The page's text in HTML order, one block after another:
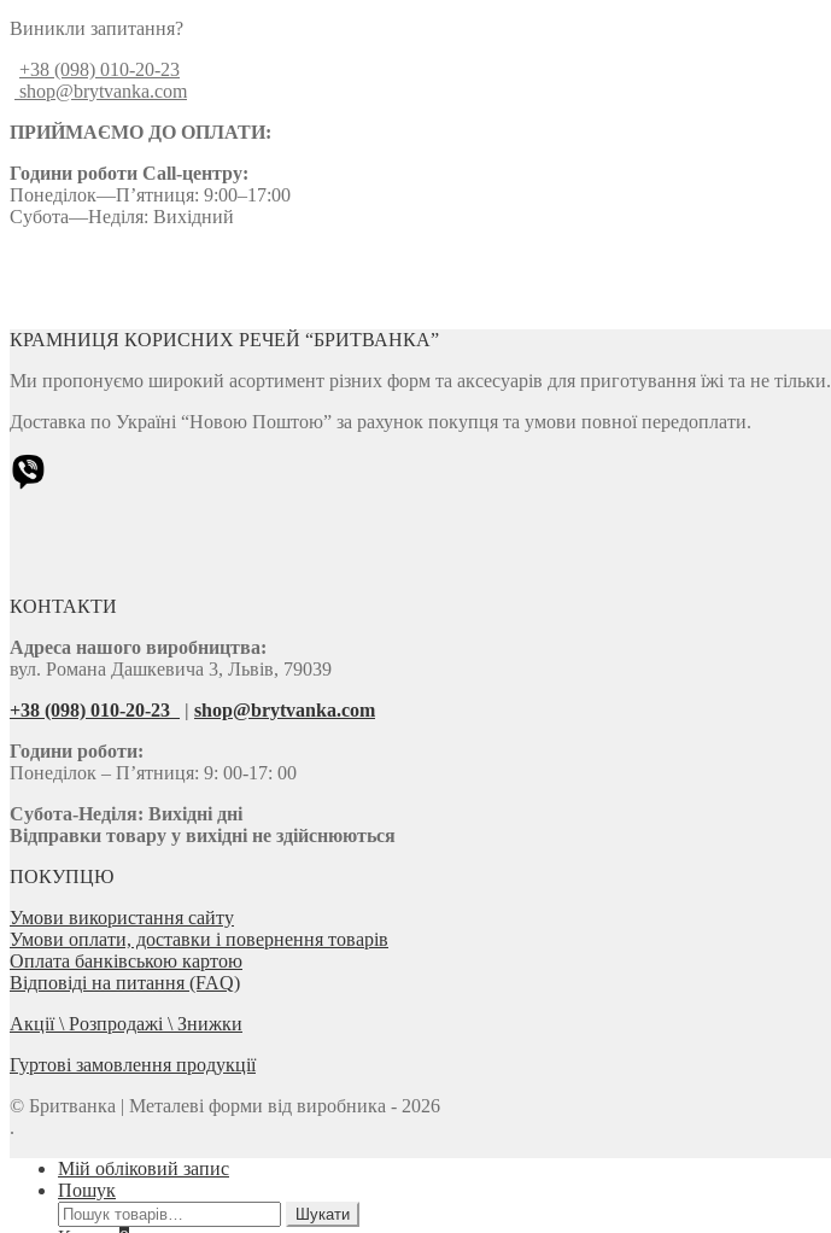
Виникли запитання?
+38 (098) 010-20-23
shop@brytvanka.com
ПРИЙМАЄМО ДО ОПЛАТИ:
Години роботи Call-центру:
Понеділок—П’ятниця: 9:00–17:00
Субота—Неділя: Вихідний
КРАМНИЦЯ КОРИСНИХ РЕЧЕЙ “БРИТВАНКА”
Ми пропонуємо широкий асортимент різних форм та аксесуарів для приготування їжі та не тільки.
Доставка по Україні “Новою Поштою” за рахунок покупця та умови повної передоплати.
КОНТАКТИ
Адреса нашого виробництва:
вул. Романа Дашкевича 3, Львів, 79039
+38 (098) 010-20-23
| shop@brytvanka.com
Години роботи:
Понеділок – П’ятниця: 9: 00-17: 00
Субота-Неділя: Вихідні дні
Відправки товару у вихідні не здійснюються
ПОКУПЦЮ
Умови використання сайту
Умови оплати, доставки і повернення товарів
Оплата банківською картою
Відповіді на питання (FAQ)
Акції \ Розпродажі \ Знижки
Гуртові замовлення продукції
© Бритванка | Металеві форми від виробника - 2026
.
Мій обліковий запис
Пошук
Шукати:
Шукати